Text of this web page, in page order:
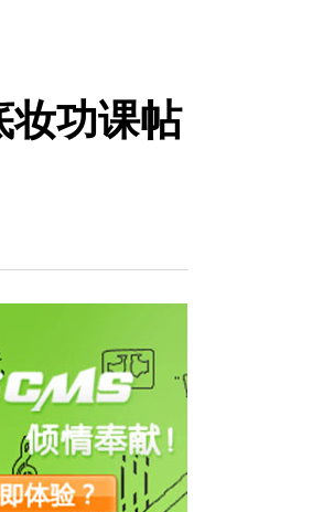
妆功课帖